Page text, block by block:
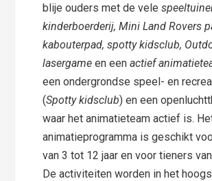
blije ouders met de vele
kinderboerderij, Mini Land Rovers
kabouterpad, spotty kidsclub,
lasergameen een actief
een ondergrondse speel- en
(Spotty kidsclub) en een
waar het animatieteam actief is.
animatieprogramma is geschikt
van 3 tot 12 jaar en voor tieners
De activiteiten worden in het